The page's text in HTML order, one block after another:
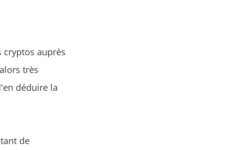
cryptos auprès
très
déduire la
de